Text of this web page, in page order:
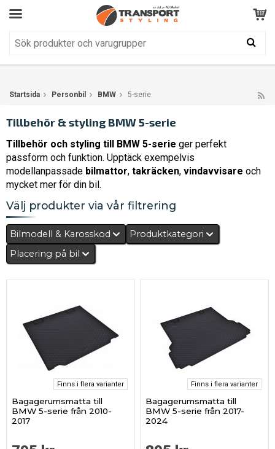
Kundservice
Startsida Personbil BMW 5-serie
Tillbehör & styling BMW 5-serie
Tillbehör och styling till BMW 5-serie ger perfekt
passform och funktion. Upptäck exempelvis
modellanpassade bilmattor, takräcken, vindavvisare och
mycket mer för din bil.
Välj produkter via vår filtrering
Bilmodell & Karosskod
Produktkategori
Placering på bil
Finns i flera varianter
Bagagerumsmatta till
BMW 5-serie från 2010-
2017
Finns i flera varianter
Bagagerumsmatta till
BMW 5-serie från 2017-
2024